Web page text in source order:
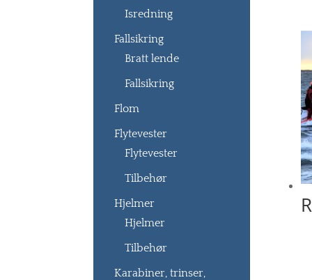
Isredning
Fallsikring
Bratt lende
Fallsikring
Flom
Flytevester
Flytevester
Tilbehør
Hjelmer
Hjelmer
Tilbehør
Karabiner, trinser,